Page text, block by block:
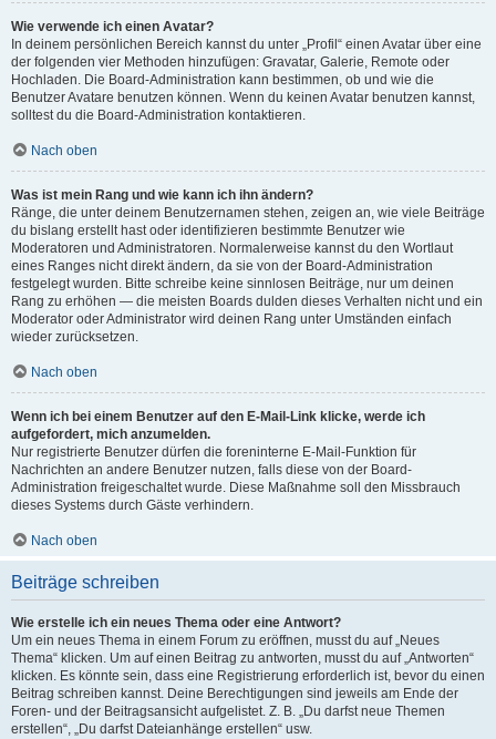
Wie verwende ich einen Avatar?
In deinem persönlichen Bereich kannst du unter „Profil“ einen Avatar über eine
der folgenden vier Methoden hinzufügen: Gravatar, Galerie, Remote oder
Hochladen. Die Board-Administration kann bestimmen, ob und wie die
Benutzer Avatare benutzen können. Wenn du keinen Avatar benutzen kannst,
solltest du die Board-Administration kontaktieren.
Nach oben
Was ist mein Rang und wie kann ich ihn ändern?
Ränge, die unter deinem Benutzernamen stehen, zeigen an, wie viele Beiträge
du bislang erstellt hast oder identifizieren bestimmte Benutzer wie
Moderatoren und Administratoren. Normalerweise kannst du den Wortlaut
eines Ranges nicht direkt ändern, da sie von der Board-Administration
festgelegt wurden. Bitte schreibe keine sinnlosen Beiträge, nur um deinen
Rang zu erhöhen — die meisten Boards dulden dieses Verhalten nicht und ein
Moderator oder Administrator wird deinen Rang unter Umständen einfach
wieder zurücksetzen.
Nach oben
Wenn ich bei einem Benutzer auf den E-Mail-Link klicke, werde ich
aufgefordert, mich anzumelden.
Nur registrierte Benutzer dürfen die foreninterne E-Mail-Funktion für
Nachrichten an andere Benutzer nutzen, falls diese von der Board-
Administration freigeschaltet wurde. Diese Maßnahme soll den Missbrauch
dieses Systems durch Gäste verhindern.
Nach oben
Beiträge schreiben
Wie erstelle ich ein neues Thema oder eine Antwort?
Um ein neues Thema in einem Forum zu eröffnen, musst du auf „Neues
Thema“ klicken. Um auf einen Beitrag zu antworten, musst du auf „Antworten“
klicken. Es könnte sein, dass eine Registrierung erforderlich ist, bevor du einen
Beitrag schreiben kannst. Deine Berechtigungen sind jeweils am Ende der
Foren- und der Beitragsansicht aufgelistet. Z. B. „Du darfst neue Themen
erstellen“, „Du darfst Dateianhänge erstellen“ usw.